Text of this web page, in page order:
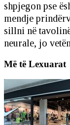
shpjegon pse
mendje
sillni në
neurale, jo
Më të Lexuarat